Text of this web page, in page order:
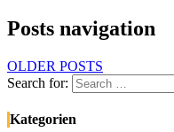
Posts navigation
OLDER POSTS
Search for:
Kategorien